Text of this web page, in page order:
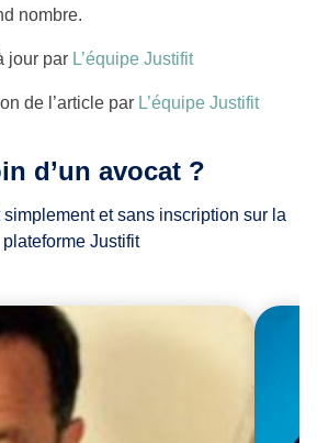
nombre.
jour par L’équipe Justifit
de l’article par L’équipe Justifit
d’un avocat ?
et sans inscription sur la
plateforme Justifit